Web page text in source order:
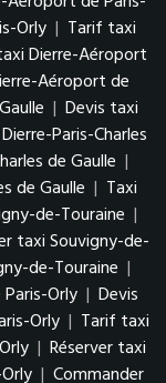
Orly | Tarif taxi
Dierre-Aéroport
Aéroport de
| Devis taxi
Paris-Charles
de Gaulle |
de Gaulle | Taxi
de-Touraine |
taxi Souvigny-de-
de-Touraine |
Orly | Devis
Orly | Tarif taxi
| Réserver taxi
| Commander